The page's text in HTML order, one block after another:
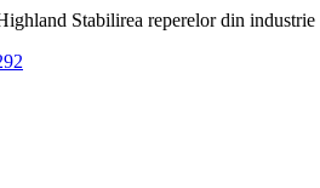
Stabilirea reperelor din industrie